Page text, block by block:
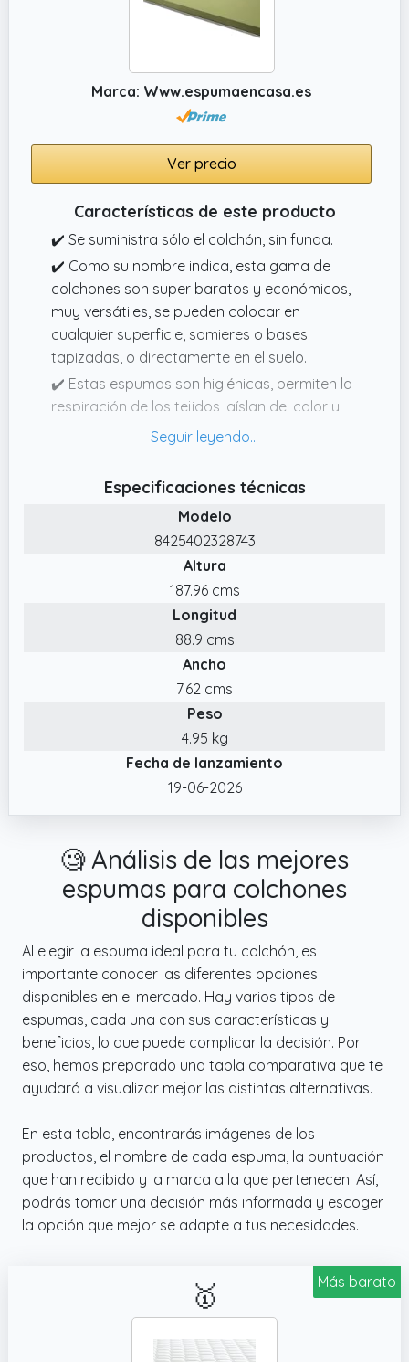
Marca: Www.espumaencasa.es
Ver precio
Características de este producto
✔️ Se suministra sólo el colchón, sin funda.
✔️ Como su nombre indica, esta gama de
colchones son super baratos y económicos,
muy versátiles, se pueden colocar en
cualquier superficie, somieres o bases
tapizadas, o directamente en el suelo.
✔️ Estas espumas son higiénicas, permiten la
respiración de los tejidos, aíslan del calor y
del frío y además, brindan una elasticidad y
✔️ Las planchas de espuma blanda, densidad
D20kg por metro cúbico son de color
✔️ Están compuestos de un bloque de
espuma de poliuretano o goma espuma.
Especificaciones técnicas
Modelo
8425402328743
Altura
187.96 cms
Longitud
88.9 cms
Ancho
7.62 cms
Peso
4.95 kg
Fecha de lanzamiento
19-06-2026
🧐 Análisis de las mejores
espumas para colchones
disponibles
Al elegir la espuma ideal para tu colchón, es
importante conocer las diferentes opciones
disponibles en el mercado. Hay varios tipos de
espumas, cada una con sus características y
beneficios, lo que puede complicar la decisión. Por
eso, hemos preparado una tabla comparativa que te
ayudará a visualizar mejor las distintas alternativas.
En esta tabla, encontrarás imágenes de los
productos, el nombre de cada espuma, la puntuación
que han recibido y la marca a la que pertenecen. Así,
podrás tomar una decisión más informada y escoger
la opción que mejor se adapte a tus necesidades.
Más barato
🥇